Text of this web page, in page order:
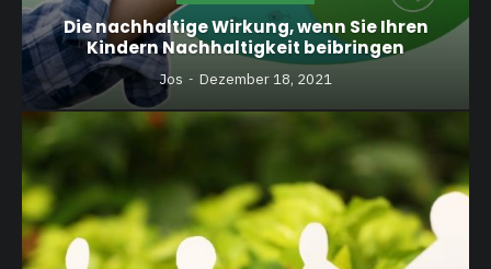
Die nachhaltige Wirkung, wenn Sie Ihren
Kindern Nachhaltigkeit beibringen
Jos Dezember 18, 2021